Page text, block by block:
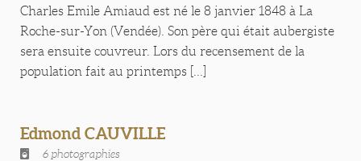
Charles Emile Amiaud est né le 8 janvier 1848 à La
Roche-sur-Yon (Vendée). Son père qui était aubergiste
sera ensuite couvreur. Lors du recensement de la
population fait au printemps [...]
Edmond CAUVILLE
6 photographies